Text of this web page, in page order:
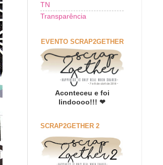
TN
Transparência
EVENTO SCRAP2GETHER
Aconteceu e foi
lindoooo!!! ❤
SCRAP2GETHER 2